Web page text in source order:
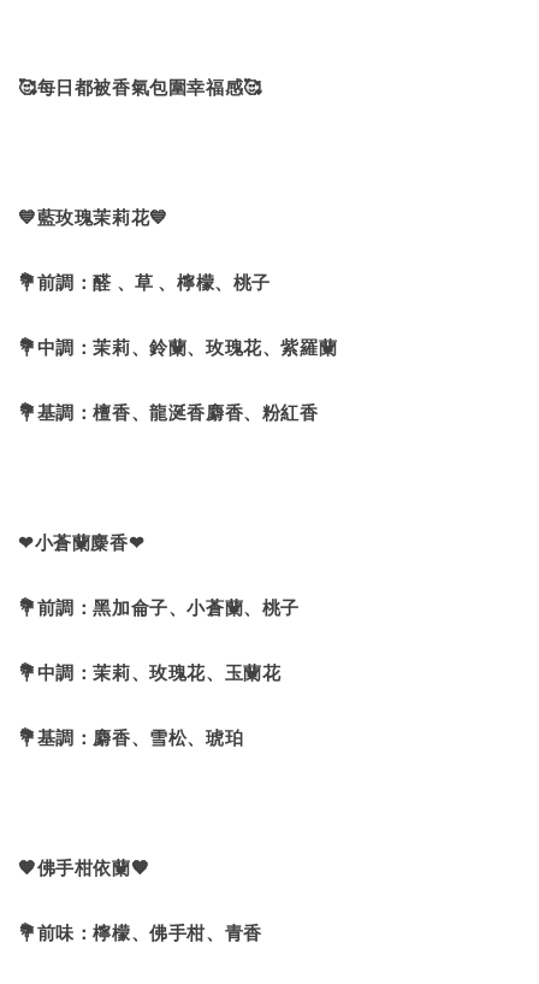
🥰每日都被香氣包圍幸福感🥰
💙藍玫瑰茉莉花💙
💐前調：醛 、草 、檸檬、桃子
💐中調：茉莉、鈴蘭、玫瑰花、紫羅蘭
💐基調：檀香、龍涎香麝香、粉紅香
❤小蒼蘭麋香❤
💐前調：黑加侖子、小蒼蘭、桃子
💐中調：茉莉、玫瑰花、玉蘭花
💐基調：麝香、雪松、琥珀
🧡佛手柑依蘭🧡
💐前味：檸檬、佛手柑、青香